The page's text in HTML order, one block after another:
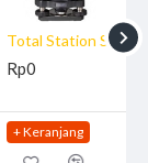
atau (021)
8 sampai
dan
utama
Total Station Sokkia CX-105
Rp0
+ Keranjang